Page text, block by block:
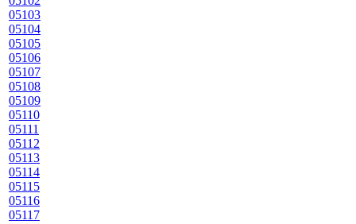
05103
05104
05105
05106
05107
05108
05109
05110
05111
05112
05113
05114
05115
05116
05117